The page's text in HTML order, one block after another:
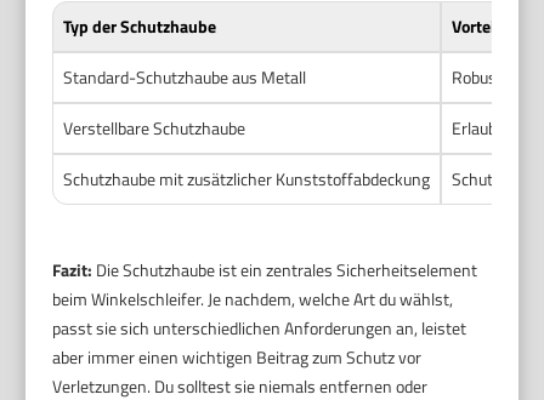
Typ der Schutzhaube
Vorteile
Standard-Schutzhaube aus Metall
Robust und
Verstellbare Schutzhaube
Erlaubt
Schutzhaube mit zusätzlicher Kunststoffabdeckung
Schutz vor
Fazit: Die Schutzhaube ist ein zentrales Sicherheitselement
beim Winkelschleifer. Je nachdem, welche Art du wählst,
passt sie sich unterschiedlichen Anforderungen an, leistet
aber immer einen wichtigen Beitrag zum Schutz vor
Verletzungen. Du solltest sie niemals entfernen oder